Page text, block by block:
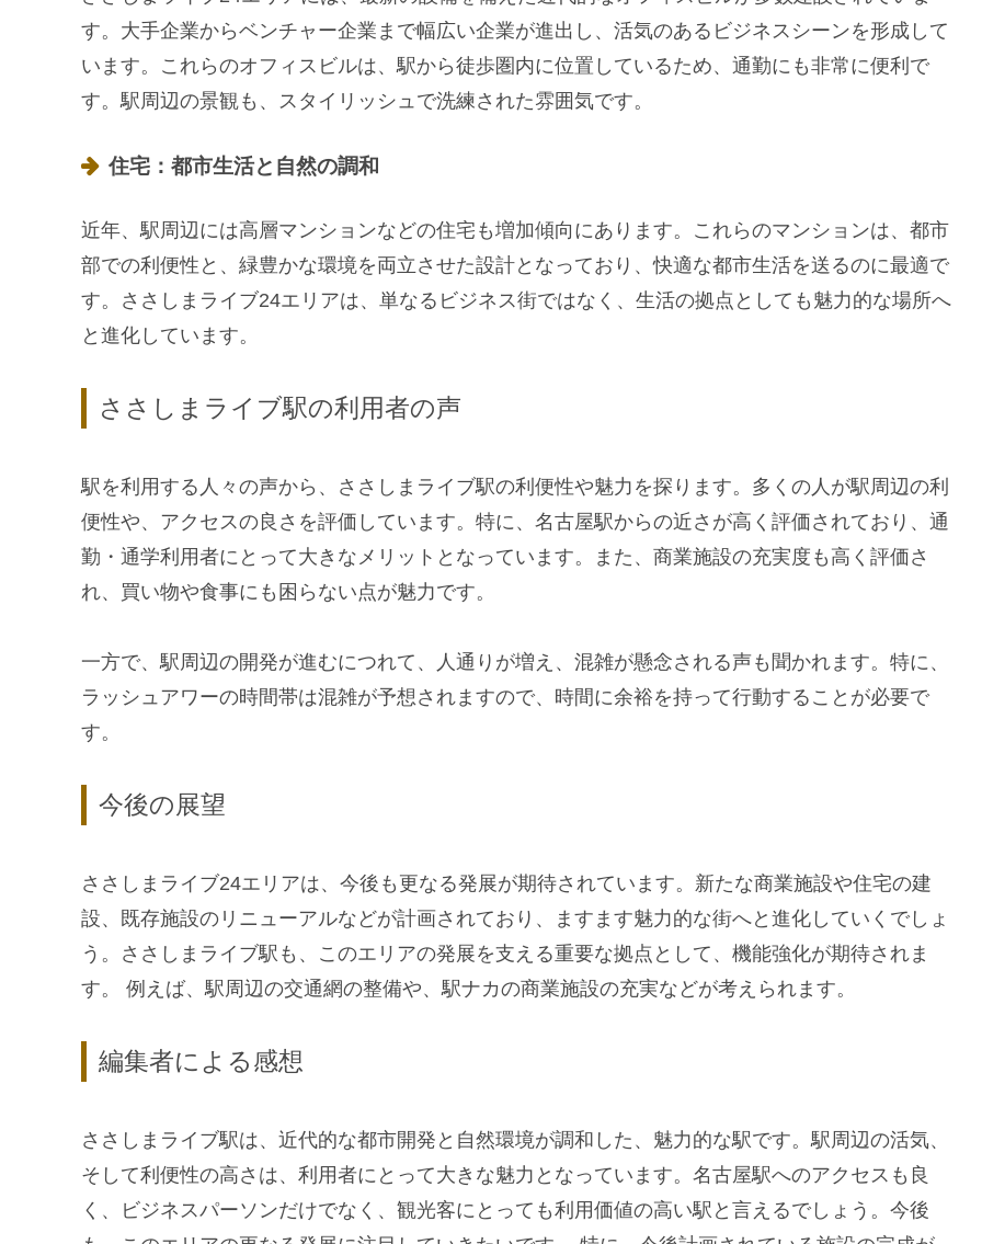
す。大手企業からベンチャー企業まで幅広い企業が進出し、活気のあるビジネスシーンを形成して
います。これらのオフィスビルは、駅から徒歩圏内に位置しているため、通勤にも非常に便利で
す。駅周辺の景観も、スタイリッシュで洗練された雰囲気です。
住宅：都市生活と自然の調和
近年、駅周辺には高層マンションなどの住宅も増加傾向にあります。これらのマンションは、都市
部での利便性と、緑豊かな環境を両立させた設計となっており、快適な都市生活を送るのに最適で
す。ささしまライブ24エリアは、単なるビジネス街ではなく、生活の拠点としても魅力的な場所へ
と進化しています。
ささしまライブ駅の利用者の声
駅を利用する人々の声から、ささしまライブ駅の利便性や魅力を探ります。多くの人が駅周辺の利
便性や、アクセスの良さを評価しています。特に、名古屋駅からの近さが高く評価されており、通
勤・通学利用者にとって大きなメリットとなっています。また、商業施設の充実度も高く評価さ
れ、買い物や食事にも困らない点が魅力です。
一方で、駅周辺の開発が進むにつれて、人通りが増え、混雑が懸念される声も聞かれます。特に、
ラッシュアワーの時間帯は混雑が予想されますので、時間に余裕を持って行動することが必要で
す。
今後の展望
ささしまライブ24エリアは、今後も更なる発展が期待されています。新たな商業施設や住宅の建
設、既存施設のリニューアルなどが計画されており、ますます魅力的な街へと進化していくでしょ
う。ささしまライブ駅も、このエリアの発展を支える重要な拠点として、機能強化が期待されま
す。 例えば、駅周辺の交通網の整備や、駅ナカの商業施設の充実などが考えられます。
編集者による感想
ささしまライブ駅は、近代的な都市開発と自然環境が調和した、魅力的な駅です。駅周辺の活気、
そして利便性の高さは、利用者にとって大きな魅力となっています。名古屋駅へのアクセスも良
く、ビジネスパーソンだけでなく、観光客にとっても利用価値の高い駅と言えるでしょう。今後